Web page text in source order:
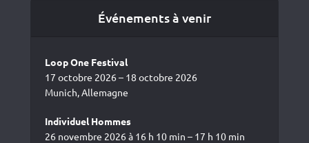
Événements à venir
Loop One Festival
17 octobre 2026 – 18 octobre 2026
Munich, Allemagne
Individuel Hommes
26 novembre 2026 à 16 h 10 min – 17 h 10 min